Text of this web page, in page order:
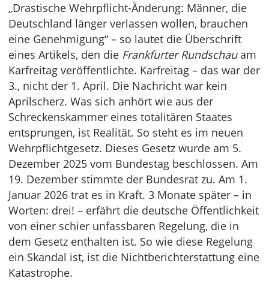
„Drastische Wehrpflicht-Änderung: Männer, die
Deutschland länger verlassen wollen, brauchen
eine Genehmigung“ – so lautet die Überschrift
eines Artikels, den die Frankfurter Rundschauam
Karfreitag veröffentlichte. Karfreitag – das war der
3., nicht der 1. April. Die Nachricht war kein
Aprilscherz. Was sich anhört wie aus der
Schreckenskammer eines totalitären Staates
entsprungen, ist Realität. So steht es im neuen
Wehrpflichtgesetz. Dieses Gesetz wurde am 5.
Dezember 2025 vom Bundestag beschlossen. Am
19. Dezember stimmte der Bundesrat zu. Am 1.
Januar 2026 trat es in Kraft. 3 Monate später – in
Worten: drei! – erfährt die deutsche Öffentlichkeit
von einer schier unfassbaren Regelung, die in
dem Gesetz enthalten ist. So wie diese Regelung
ein Skandal ist, ist die Nichtberichterstattung eine
Katastrophe.